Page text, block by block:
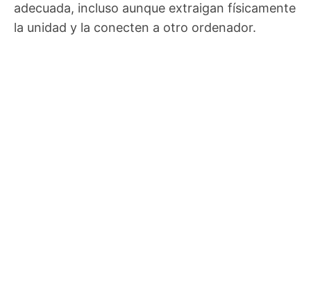
adecuada, incluso aunque extraigan físicamente
la unidad y la conecten a otro ordenador.